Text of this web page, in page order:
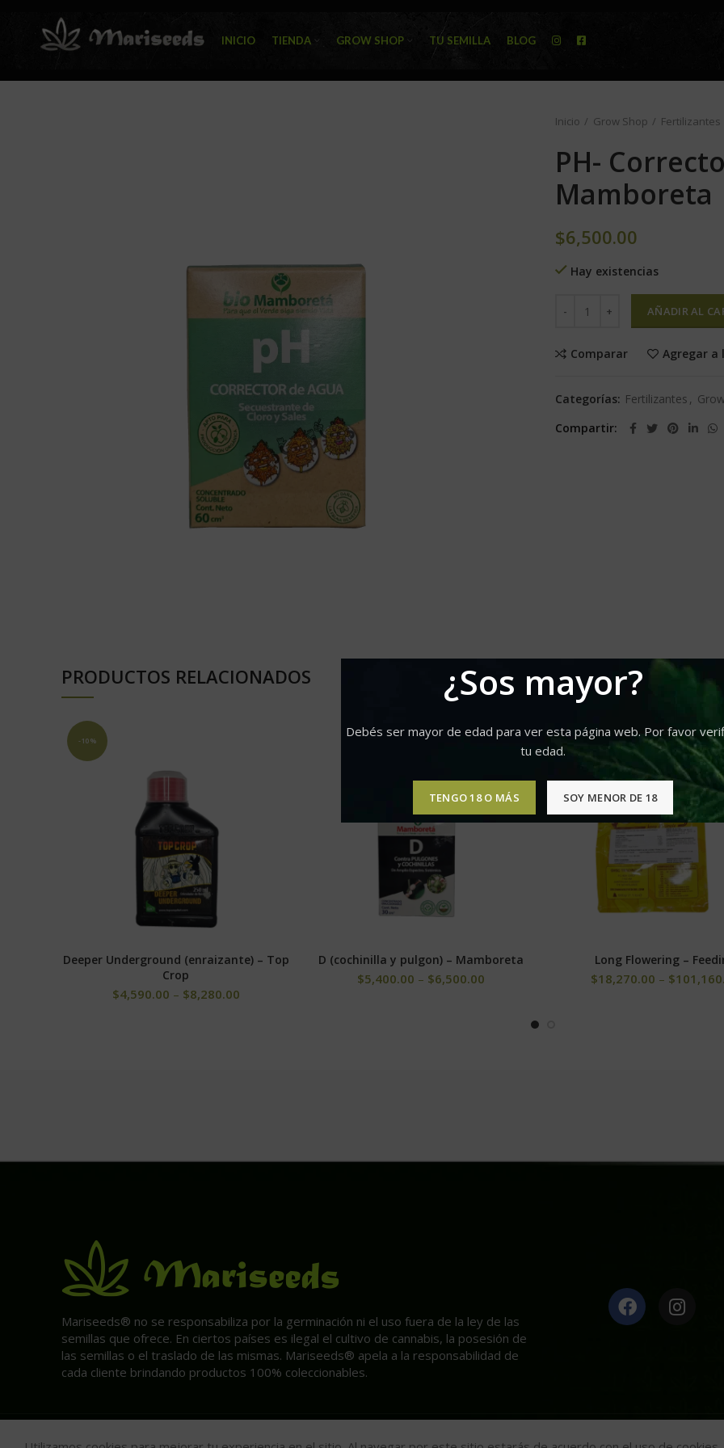
¿Sos mayor?
Debés ser mayor de edad para ver esta página web. Por favor
tu edad.
TENGO 18 O MÁS SOY MENOR DE 18
INICIO TIENDA GROW SHOP TU SEMILLA BLOG
Inicio Grow Shop Fertilizantes
PH-
Mamboreta
$6,500.00
Hay existencias
AÑADIR AL
Comparar Agregar a
Categorías: Fertilizantes ,
Compartir
PRODUCTOS RELACIONADOS
-10%
SELECCIONAR OPCIONES
Deeper Underground (enraizante) – Top
Crop
$4,590.00 – $8,280.00
SELECCIONAR OPCIONES
D (cochinilla y pulgon) – Mamboreta
$5,400.00 – $6,500.00
-10%
SELECCIONAR
Long Flowering –
$18,270.00 – $
Mariseeds® no se responsabiliza por la germinación ni el uso fuera de la ley de las
semillas que ofrece. En ciertos países es ilegal el cultivo de cannabis, la posesión de
las semillas o el traslado de las mismas. Mariseeds® apela a la responsabilidad de
cada cliente brindando productos 100% coleccionables.